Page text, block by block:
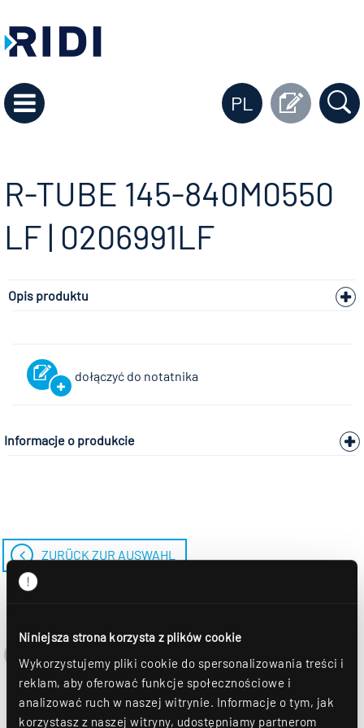
Niniejsza strona korzysta z plików cookie
Wykorzystujemy pliki cookie do spersonalizowania treści i
reklam, aby oferować funkcje społecznościowe i
analizować ruch w naszej witrynie. Informacje o tym, jak
korzystasz z naszej witryny, udostępniamy partnerom
PL
R-TUBE 145-840M0550
LF | 0206991LF
Opis produktu
dołączyć do notatnika
Informacje o produkcie
ZURÜCK ZUR AUSWAHL